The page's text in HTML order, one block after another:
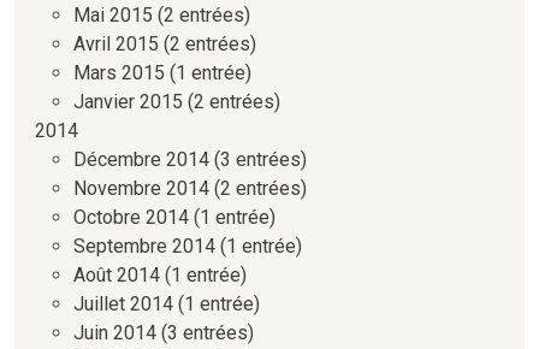
Mai 2015 (2 entrées)
Avril 2015 (2 entrées)
Mars 2015 (1 entrée)
Janvier 2015 (2 entrées)
2014
Décembre 2014 (3 entrées)
Novembre 2014 (2 entrées)
Octobre 2014 (1 entrée)
Septembre 2014 (1 entrée)
Août 2014 (1 entrée)
Juillet 2014 (1 entrée)
Juin 2014 (3 entrées)